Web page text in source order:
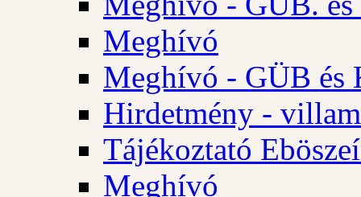
Meghívó
Meghívó - GÜB és
Hirdetmény -
Tájékoztató
Meghívó